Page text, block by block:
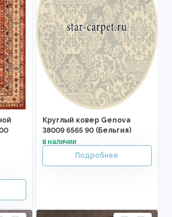
Круглый ковер Genova
38009 6565 90 (Бельгия)